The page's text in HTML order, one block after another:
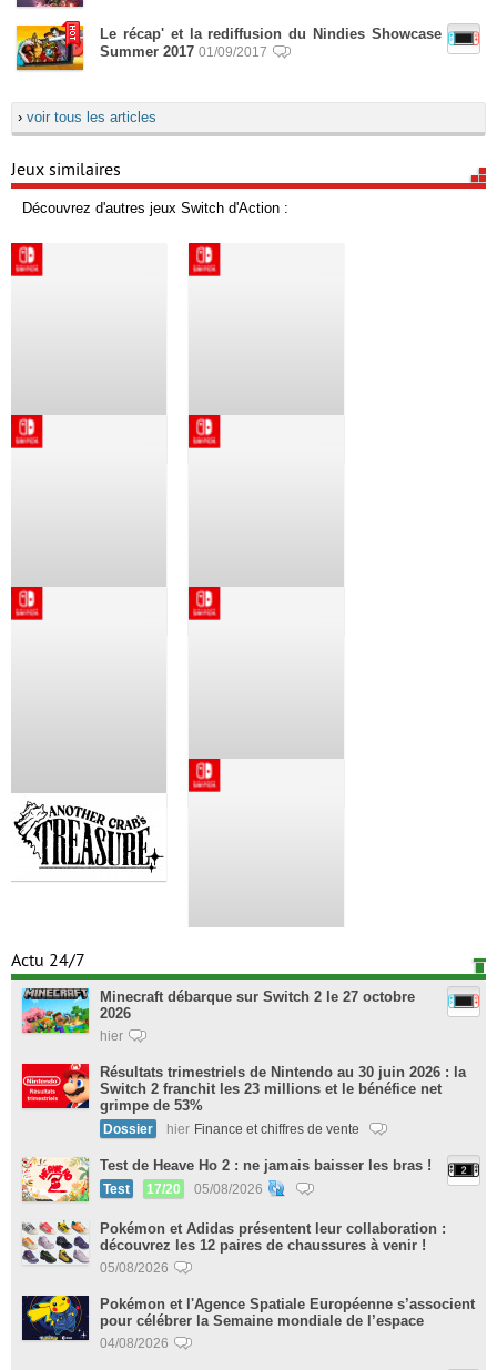
Le récap' et la rediffusion du Nindies Showcase
Summer 2017 01/09/2017
› voir tous les articles
Jeux similaires
Découvrez d'autres jeux Switch d'Action :
Actu 24/7
Minecraft débarque sur Switch 2 le 27 octobre
2026
hier
Résultats trimestriels de Nintendo au 30 juin 2026 : la
Switch 2 franchit les 23 millions et le bénéfice net
grimpe de 53%
Dossier hier Finance et chiffres de vente
Test de Heave Ho 2 : ne jamais baisser les bras !
Test 17/20 05/08/2026
Pokémon et Adidas présentent leur collaboration :
découvrez les 12 paires de chaussures à venir !
05/08/2026
Pokémon et l'Agence Spatiale Européenne s’associent
pour célébrer la Semaine mondiale de l’espace
04/08/2026